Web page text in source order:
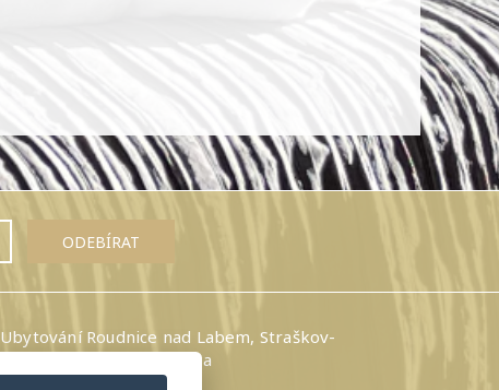
Ubytování Roudnice nad Labem, Straškov-
Vodochody - Hotel Amálka